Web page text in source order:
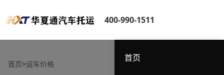
400-990-1511
首页
首页>运车价格